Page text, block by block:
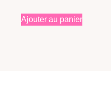
Ajouter au panier